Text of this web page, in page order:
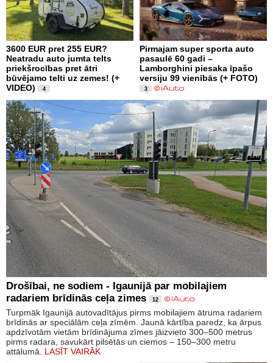
3600 EUR pret 255 EUR?
Neatradu auto jumta telts
priekšrocības pret ātri
būvējamo telti uz zemes! (+
VIDEO)
4
Pirmajam super sporta auto
pasaulē 60 gadi –
Lamborghini piesaka īpašo
versiju 99 vienībās (+ FOTO)
3
Drošībai, ne sodiem - Igaunijā par mobilajiem
radariem brīdinās ceļa zimes
12
Turpmāk Igaunijā autovadītājus pirms mobilajiem ātruma radariem
brīdinās ar speciālām ceļa zīmēm. Jaunā kārtība paredz, ka ārpus
apdzīvotām vietām brīdinājuma zīmes jāizvieto 300–500 metrus
pirms radara, savukārt pilsētās un ciemos – 150–300 metru
attālumā. LASĪT VAIRĀK